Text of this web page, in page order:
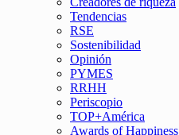
Tendencias
RSE
Sostenibilidad
Opinión
PYMES
RRHH
Periscopio
TOP+América
Awards of Happiness